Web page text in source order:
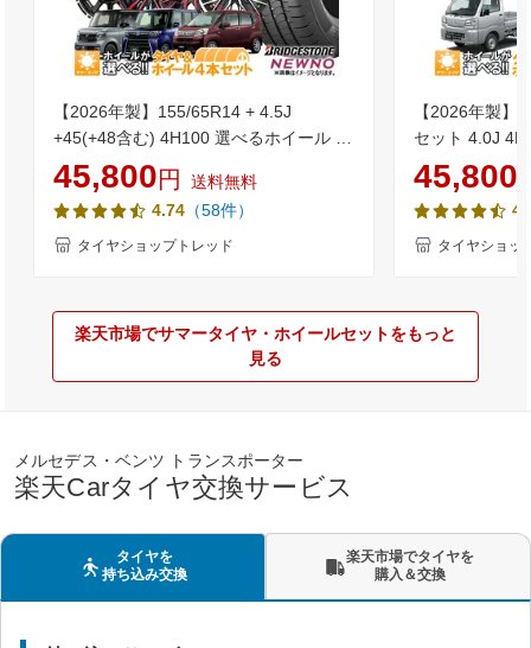
【2026年製】155/65R14 + 4.5J
+45(+48含む) 4H100 選べるホイール 4
本セット送料無料 低燃費 ブリヂストン
NEWNO(ニューノ) 新品 サマータイヤN-
BOX タント ワゴンR ムーブ スペーシア
等のドレスアップに軽自動車 14インチ
45,800円
送料無料
4.74 （58件）
タイヤショップトレッド
【2026年製】
セット 4.0J
145/80R12
等) 新品4本セ
ヤ 軽バン 軽ト
45,800
タイヤショッ
楽天市場でサマータイヤ・ホイールセットをもっと
見る
メルセデス・ベンツ トランスポーター
楽天Carタイヤ交換サービス
タイヤを
持ち込み交換
楽天市場でタイヤを
購入＆交換